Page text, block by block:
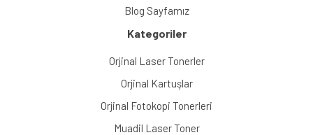
Blog Sayfamız
Kategoriler
Orjinal Laser Tonerler
Orjinal Kartuşlar
Orjinal Fotokopi Tonerleri
Muadil Laser Toner